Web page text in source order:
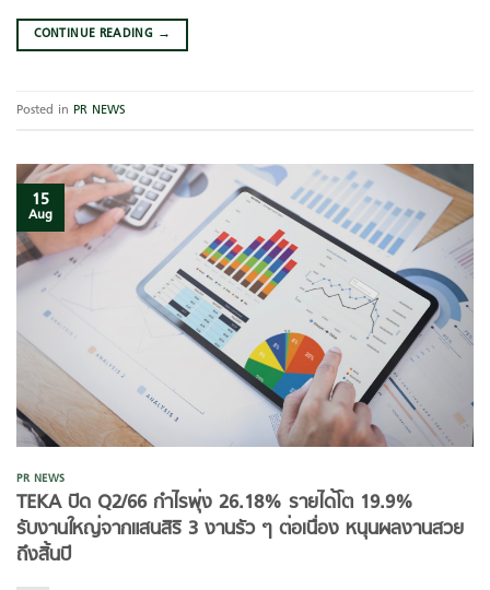
CONTINUE READING →
Posted in PR NEWS
15
Aug
PR NEWS
TEKA ปิด Q2/66 กำไรพุ่ง 26.18% รายได้โต 19.9%
รับงานใหญ่จากแสนสิริ 3 งานรัว ๆ ต่อเนื่อง หนุนผลงานสวย
ถึงสิ้นปี